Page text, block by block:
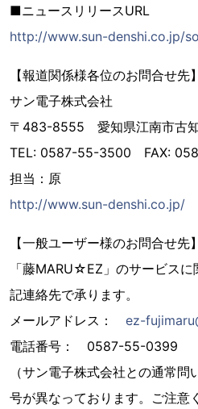
■ニュースリリースURL
http://www.sun-denshi.co.jp/
【報道関係様各位のお問合せ先】
サン電子株式会社
〒483-8555 愛知県江南市古
TEL: 0587-55-3500 FAX:
担当：原
http://www.sun-denshi.co.jp/
【一般ユーザー様のお問合せ先】
「藤MARU☆EZ」のサービス
記連絡先で承ります。
メールアドレス： ez-
電話番号： 0587-55-0399
（サン電子株式会社との通常
号が異なっております。ご注意